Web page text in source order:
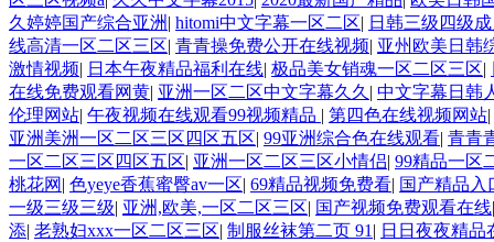
久婷婷国产综合亚洲 | hitomi中文字幕一区二区| 日韩三级四级
线高清一区二区三区| 青青操免费公开在线视频| 亚州欧美日韩
激情视频| 日本午夜精品福利在线| 极品美女销魂一区二区三区|
在线免费观看网黄| 亚洲一区二区中文字幕久久 | 中文字幕日韩
伦理网站| 午夜视频在线观看99视频精品 | 第四色在线视频网站|
亚洲美洲一区二区三区四区五区| 99亚洲综合色在线观看| 青青
一区二区三区四区五区| 亚洲一区二区三区小情侣| 99精品一区
桃花网 | 色yeye香蕉蜜臀av一区| 69精品视频免费看| 国产精品入
一级三级三级| 亚洲,欧美,一区二区三区| 国产视频免费观看在线
添| 老熟妇xxx一区二区三区| 制服丝袜第二页 91 | 日日夜夜精品